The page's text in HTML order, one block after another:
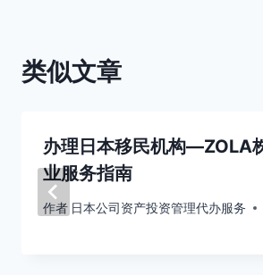
类似文章
办理日本移民机构—ZOLA
业服务指南
作者 日本公司资产投资管理代办服务